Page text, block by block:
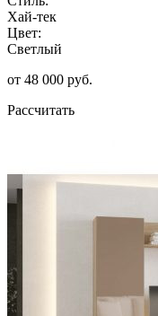
Хай-тек
Цвет:
Светлый
от 48 000 руб.
Рассчитать